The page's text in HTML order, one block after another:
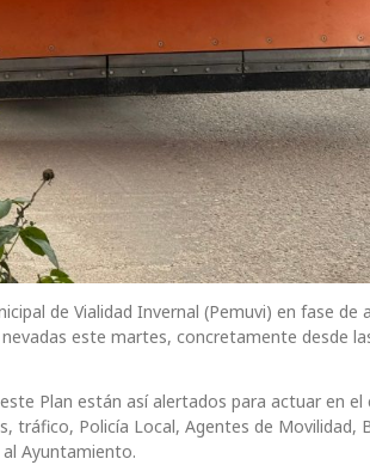
de Vialidad Invernal (Pemuvi) en fase de
este martes, concretamente desde
Plan están así alertados para actuar en el
tráfico, Policía Local, Agentes de Movilidad,
Ayuntamiento.